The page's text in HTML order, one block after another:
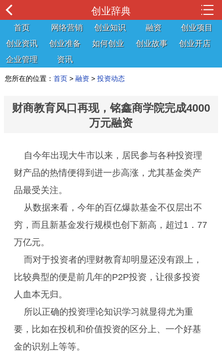
创业辞典
首页 网络营销 创业知识 融资
创业项目
创业资讯
创业准备 如何创业 创业故事
创业开店
企业管理
资讯
您所在的位置： 首页 > 融资 > 投资动态
财商教育风口再现，铭鑫商学院完成4000
万元融资
自今年出现大牛市以来，居民参与各种投资理
财产品的热情便得到进一步高涨，尤其基金类产
品最受关注。
从数据来看，今年的百亿爆款基金不仅层出不
穷，而且新基金发行规模也创下新高，超过1．77
万亿元。
而对于投资者的理财教育却明显还没有跟上，
比较典型的便是前几年的P2P投资，让很多投资
人血本无归。
所以正确的投资理论知识学习就显得尤为重
要，比如在投机和价值投资的区分上、一个好基
金的识别上等等。